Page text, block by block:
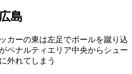
島
カーの東は左足でボールを蹴り込
ペナルティエリア中央からシュー
外れてしまう